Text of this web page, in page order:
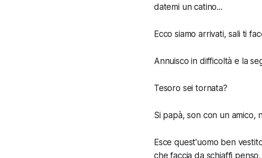
datemi un catino...
Ecco siamo arrivati, sali ti
Annuisco in difficoltà e la
Tesoro sei tornata?
Si papà, son con un amico,
Esce quest'uomo ben
che faccia da schiaffi